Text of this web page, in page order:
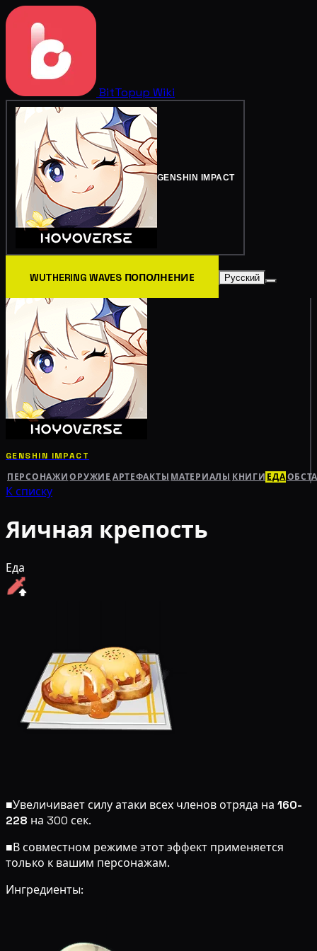
BitTopup Wiki
GENSHIN IMPACT
WUTHERING WAVES ПОПОЛНЕНИЕ Русский
GENSHIN IMPACT
ПЕРСОНАЖИ ОРУЖИЕ АРТЕФАКТЫ МАТЕРИАЛЫ КНИГИ ЕДА
К списку
Яичная крепость
Еда
■Увеличивает силу атаки всех членов отряда на 160-
228 на 300 сек.
■В совместном режиме этот эффект применяется
только к вашим персонажам.
Ингредиенты: